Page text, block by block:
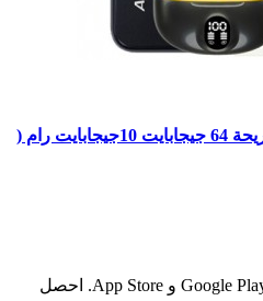
موبايل اول كول 15C ثنائي الشريحة 64 جيجابايت 10جيجابايت رام (
تطبيق الشناوي متاح الآن على Google Play و App Store. احصل